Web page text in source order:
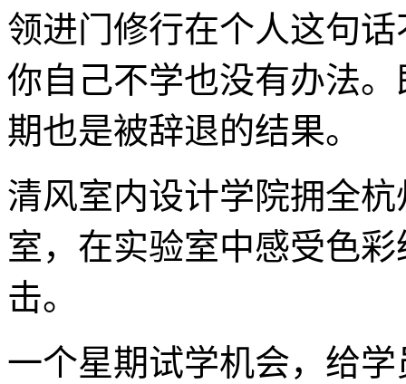
领进门修行在个人这句
你自己不学也没有办法
期也是被辞退的结果。
清风室内设计学院拥全
室，在实验室中感受色
击。
一个星期试学机会，给